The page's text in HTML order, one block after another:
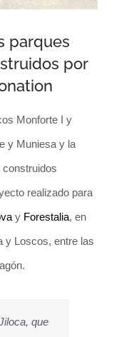
parques
por
Monforte I y
y Muniesa y la
construidos
realizado para
y Forestalia, en
y Loscos, entre las
que